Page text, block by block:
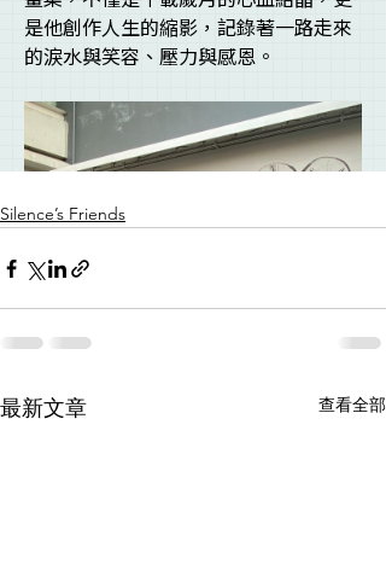
Silence’s Friends
最新文章 查看全部